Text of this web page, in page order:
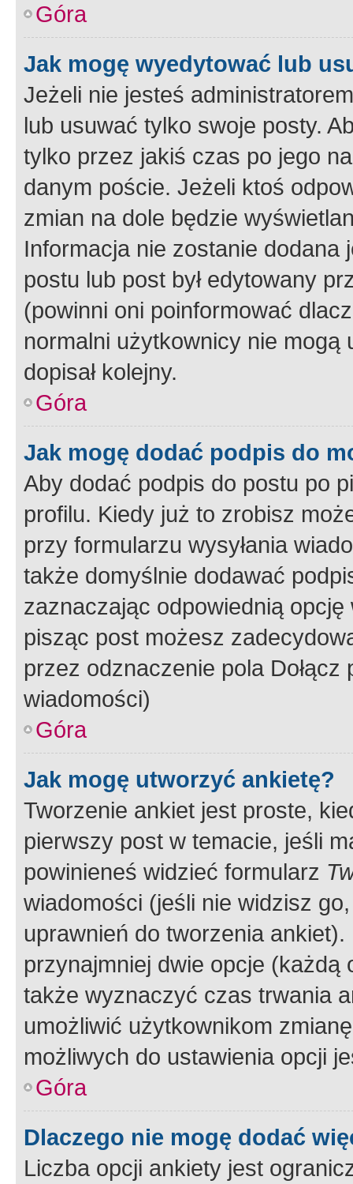
Góra
Jak mogę wyedytować lub
Jeżeli nie jesteś
lub usuwać tylko swoje posty.
tylko przez jakiś czas po jego
danym poście. Jeżeli ktoś
zmian na dole będzie
Informacja nie zostanie dodana
postu lub post był edytowany
(powinni oni poinformować
normalni użytkownicy nie
dopisał kolejny.
Góra
Jak mogę dodać podpis do
Aby dodać podpis do postu po
profilu. Kiedy już to zrobisz
przy formularzu wysyłania
także domyślnie dodawać
zaznaczając odpowiednią
pisząc post możesz
przez odznaczenie pola
wiadomości)
Góra
Jak mogę utworzyć ankietę?
Tworzenie ankiet jest proste,
pierwszy post w temacie, jeśli
powinieneś widzieć formularz
wiadomości (jeśli nie widzisz
uprawnień do tworzenia
przynajmniej dwie opcje
także wyznaczyć czas trwania
umożliwić użytkownikom
możliwych do ustawienia opcji
Góra
Dlaczego nie mogę dodać
Liczba opcji ankiety jest